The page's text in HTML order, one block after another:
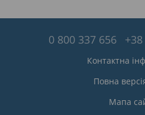
0 800 337 656
Контактна
Повна
Мапа